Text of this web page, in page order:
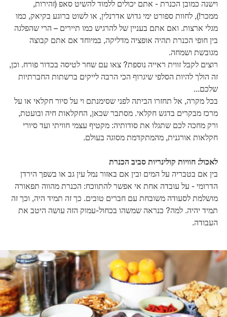
וישנה כמובן הכנרת - אתם יכולים ללמוד להשיט סאפ (זהירות,
ממכר!), לחוות ספורט ימי גדוש אדרנלין, או לשוט ברוגע בקיאק, כמו
מגלי ארצות. ואם אתם בעניין של להרגיש כמו תיירים – הרי שהפלגה
בין חופי הכנרת תהיה אופציה מדליקה, במיוחד אם אתם קבוצה
מגובשת ושמחה.
רוצים לקבל זווית ראייה נוספת? צאו עם שחר לטיסה בכדור פורח. וכן,
זה הולך להיות הסלפי שיגרוף הכי הרבה לייקים ברשתות החברתיות
שלכם...
בכל מקרה, אל תחזרו הביתה לפני שסימנתם וי על סיור חקלאי או על
מרכז מבקרים בדגש חקלאי. מסתבר שכאן, החקלאות חיה ובועטת,
ורק מחכה לכם שתגלו את סודותיה: מקטיף עצמי חוויתי ועד סיורי
חקלאות אורגנית, מהמתקדמת מסוגה בעולם.
לאכול: חוויות קולינריות סביב הכנרת
בין אם בטבריה על המים ובין אם באזור נמל עין גב או בשפך הירדן
הדרומי - על עובדה אחת אי אפשר להתווכח: הכנרת מהווה תפאורה
מושלמת לסעודה משובחת עם חברים טובים. כך זה תמיד היה, וכך זה
תמיד יהיה. למה? כנראה שמשהו בכחול-עמוק הזה עושה היטב את
העבודה.